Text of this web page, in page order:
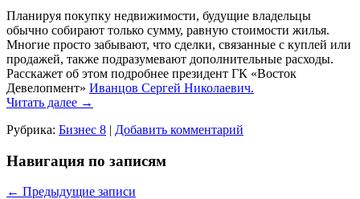
Планируя покупку недвижимости, будущие владельцы
обычно собирают только сумму, равную стоимости жилья.
Многие просто забывают, что сделки, связанные с куплей или
продажей, также подразумевают дополнительные расходы.
Расскажет об этом подробнее президент ГК «Восток
Девелопмент» Иванцов Сергей Николаевич.
Читать далее →
Рубрика: Бизнес 8 | Добавить комментарий
Навигация по записям
← Предыдущие записи